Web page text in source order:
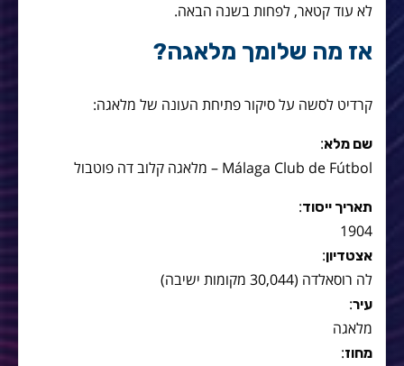
לא עוד קטאר, לפחות בשנה הבאה.
אז מה שלומך מלאגה?
קרדיט לסשה על סיקור פתיחת העונה של מלאגה:
שם מלא:
Málaga Club de Fútbol – מלאגה קלוב דה פוטבול
תאריך ייסוד:
1904
אצטדיון:
לה רוסאלדה (30,044 מקומות ישיבה)
עיר:
מלאגה
מחוז: